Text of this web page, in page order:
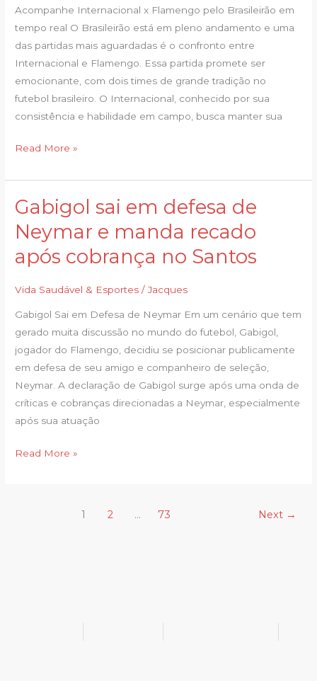
Acompanhe Internacional x Flamengo pelo Brasileirão em
tempo real O Brasileirão está em pleno andamento e uma
das partidas mais aguardadas é o confronto entre
Internacional e Flamengo. Essa partida promete ser
emocionante, com dois times de grande tradição no
futebol brasileiro. O Internacional, conhecido por sua
consistência e habilidade em campo, busca manter sua
real
Read More »
Gabigol sai em defesa de
Neymar e manda recado
após cobrança no Santos
Vida Saudável & Esportes /Jacques
Gabigol Sai em Defesa de Neymar Em um cenário que tem
gerado muita discussão no mundo do futebol, Gabigol,
jogador do Flamengo, decidiu se posicionar publicamente
em defesa de seu amigo e companheiro de seleção,
Neymar. A declaração de Gabigol surge após uma onda de
críticas e cobranças direcionadas a Neymar, especialmente
após sua atuação
Gabigol
em
defesa
Neymar
e
manda
recado
cobrança
no
Santos
Read More »
1 2 … 73 Next →